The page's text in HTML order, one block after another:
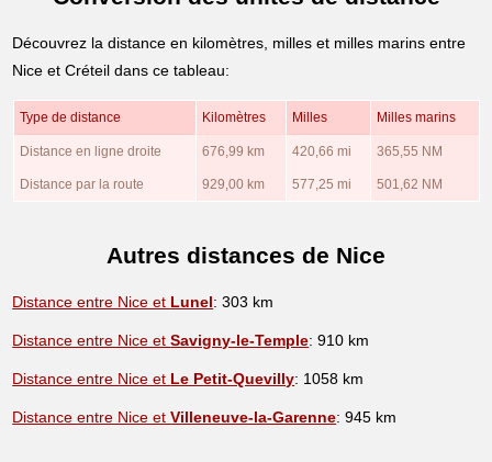
Découvrez la distance en kilomètres, milles et milles marins entre
Nice et Créteil dans ce tableau:
Type de distance Kilomètres Milles Milles marins
Distance en ligne droite 676,99 km 420,66 mi 365,55 NM
Distance par la route 929,00 km 577,25 mi 501,62 NM
Autres distances de Nice
Distance entre Nice et Lunel: 303 km
Distance entre Nice etSavigny-le-Temple: 910 km
Distance entre Nice et Le Petit-Quevilly: 1058 km
Distance entre Nice etVilleneuve-la-Garenne: 945 km